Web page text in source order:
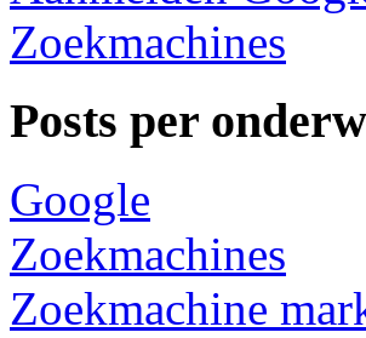
Zoekmachines
Posts per
Google
Zoekmachines
Zoekmachine